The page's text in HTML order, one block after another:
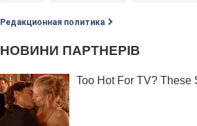
Редакционная политика